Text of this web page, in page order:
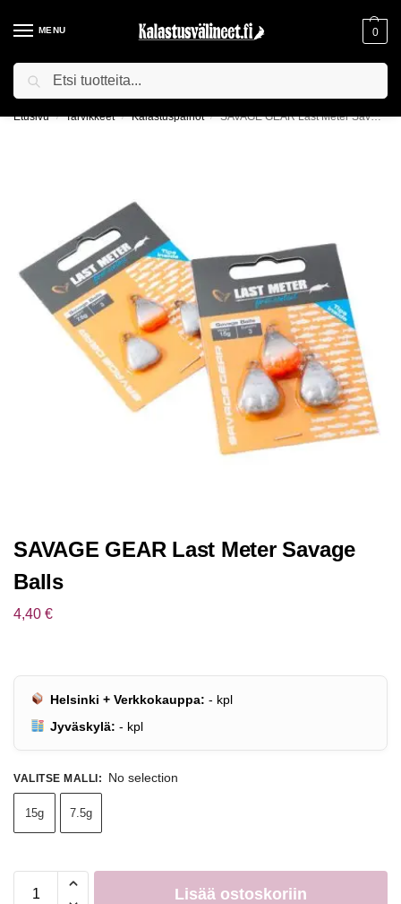
MENU 0
ILMAINEN TOIMITUS YLI 75€ TILAUKSILLE!
Etusivu / Tarvikkeet / Kalastuspainot / SAVAGE GEAR Last Meter Savage Balls
SAVAGE GEAR Last Meter Savage
Balls
4,40 €
Helsinki + Verkkokauppa: - kpl
Jyväskylä: - kpl
VALITSE MALLI: No selection
15g 7.5g
Lisää ostoskoriin